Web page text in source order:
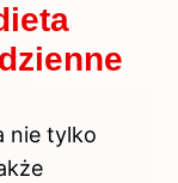
nie tylko